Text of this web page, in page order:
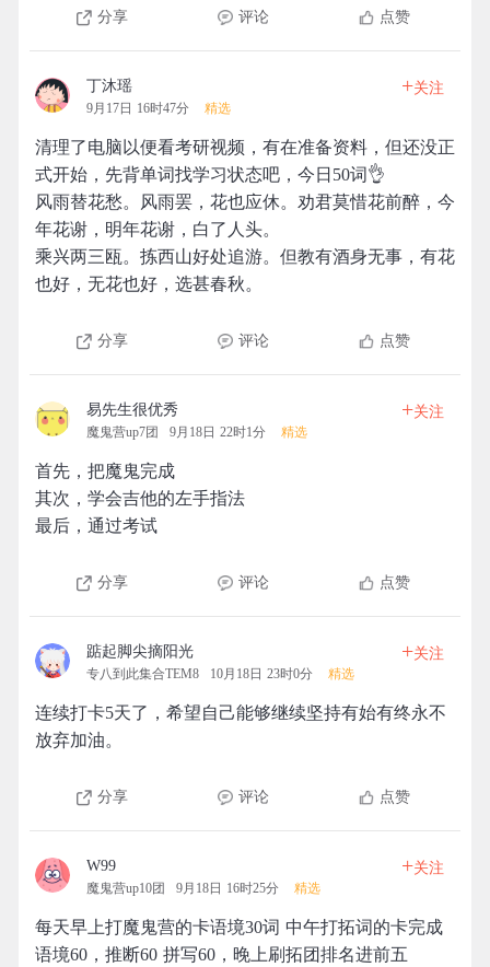
分享 评论 点赞
丁沐瑶
9月17日 16时47分 精选
+关注
清理了电脑以便看考研视频，有在准备资料，但还没正
式开始，先背单词找学习状态吧，今日50词👌
风雨替花愁。风雨罢，花也应休。劝君莫惜花前醉，今
年花谢，明年花谢，白了人头。
乘兴两三瓯。拣西山好处追游。但教有酒身无事，有花
也好，无花也好，选甚春秋。
分享 评论 点赞
易先生很优秀
魔鬼营up7团 9月18日 22时1分 精选
+关注
首先，把魔鬼完成
其次，学会吉他的左手指法
最后，通过考试
分享 评论 点赞
踮起脚尖摘阳光
专八到此集合TEM8 10月18日 23时0分 精选
+关注
连续打卡5天了，希望自己能够继续坚持有始有终永不
放弃加油。
分享 评论 点赞
W99
魔鬼营up10团 9月18日 16时25分 精选
+关注
每天早上打魔鬼营的卡语境30词 中午打拓词的卡完成
语境60，推断60 拼写60，晚上刷拓团排名进前五